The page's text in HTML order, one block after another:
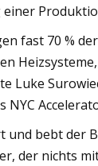
fast 70 %
Luke
bebt der
der nichts